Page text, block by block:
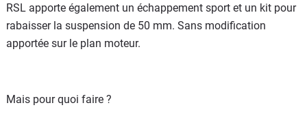
RSL apporte également un échappement sport et un kit pour
rabaisser la suspension de 50 mm. Sans modification
apportée sur le plan moteur.
Mais pour quoi faire ?